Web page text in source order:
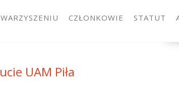
CZŁONKOWIE STATUT
UAM Piła